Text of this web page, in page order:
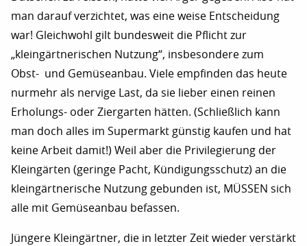
man darauf verzichtet, was eine weise Entscheidung
war! Gleichwohl gilt bundesweit die Pflicht zur
„kleingärtnerischen Nutzung“, insbesondere zum
Obst- und Gemüseanbau. Viele empfinden das heute
nurmehr als nervige Last, da sie lieber einen reinen
Erholungs- oder Ziergarten hätten. (Schließlich kann
man doch alles im Supermarkt günstig kaufen und hat
keine Arbeit damit!) Weil aber die Privilegierung der
Kleingärten (geringe Pacht, Kündigungsschutz) an die
kleingärtnerische Nutzung gebunden ist, MÜSSEN sich
alle mit Gemüseanbau befassen.
Jüngere Kleingärtner, die in letzter Zeit wieder verstärkt